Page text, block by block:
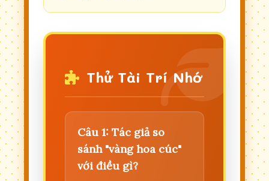
Thử Tài Trí Nhớ
Câu 1: Tác giả so
sánh "vàng hoa cúc"
với điều gì?